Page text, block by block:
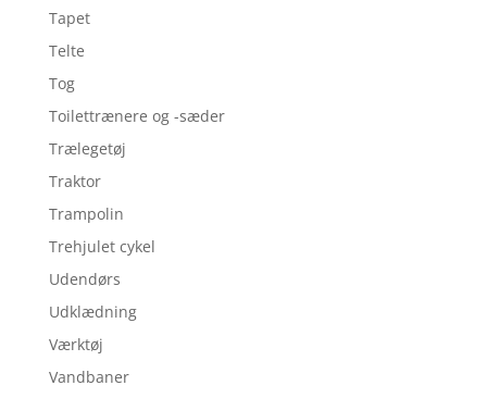
Tapet
Telte
Tog
Toilettrænere og -sæder
Trælegetøj
Traktor
Trampolin
Trehjulet cykel
Udendørs
Udklædning
Værktøj
Vandbaner